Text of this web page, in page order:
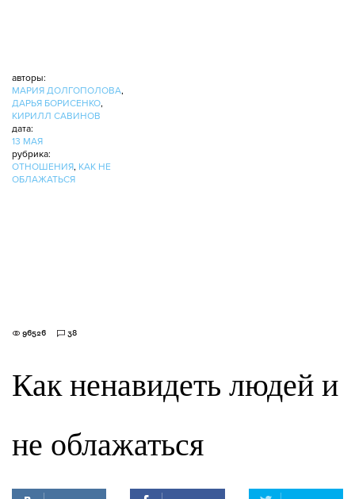
авторы:
МАРИЯ ДОЛГОПОЛОВА,
ДАРЬЯ БОРИСЕНКО,
КИРИЛЛ САВИНОВ
дата:
13 МАЯ
рубрика:
ОТНОШЕНИЯ, КАК НЕ
ОБЛАЖАТЬСЯ
96526 38
Как ненавидеть людей и
не облажаться